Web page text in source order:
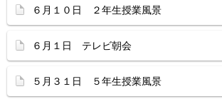
６月１０日 ２年生授業風景
６月１日 テレビ朝会
５月３１日 ５年生授業風景